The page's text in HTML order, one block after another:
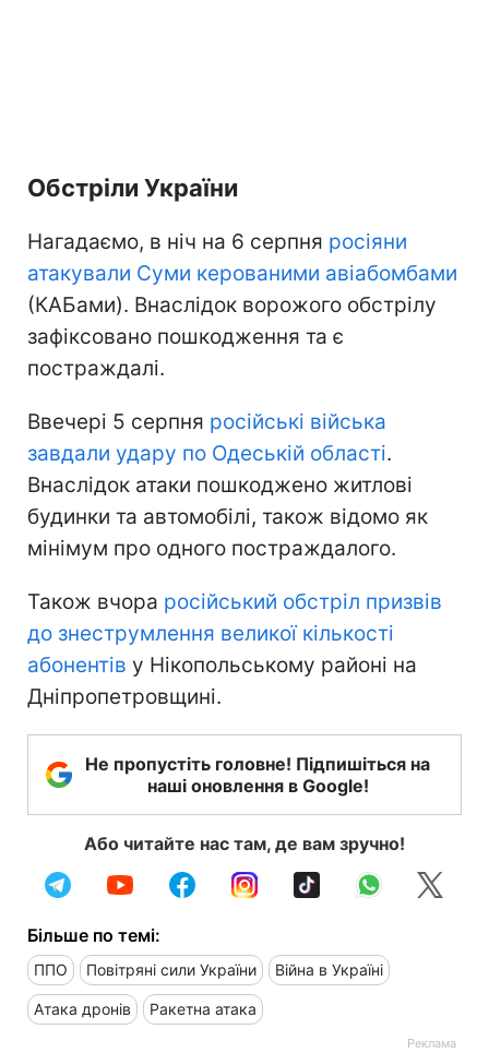
Обстріли України
Нагадаємо, в ніч на 6 серпня росіяни
атакували Суми керованими авіабомбами
(КАБами). Внаслідок ворожого обстрілу
зафіксовано пошкодження та є
постраждалі.
Ввечері 5 серпня російські війська
завдали удару по Одеській області.
Внаслідок атаки пошкоджено житлові
будинки та автомобілі, також відомо як
мінімум про одного постраждалого.
Також вчора російський обстріл призвів
до знеструмлення великої кількості
абонентів у Нікопольському районі на
Дніпропетровщині.
Не пропустіть головне! Підпишіться на
наші оновлення в Google!
Або читайте нас там, де вам зручно!
Більше по темі:
ППО Повітряні сили України Війна в Україні
Атака дронів Ракетна атака